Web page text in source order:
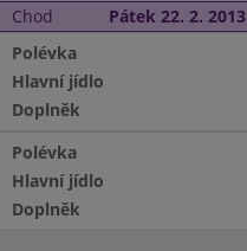
Chod Pátek 22. 2. 2013
Polévka
Hlavní jídlo
Doplněk
Polévka
Hlavní jídlo
Doplněk